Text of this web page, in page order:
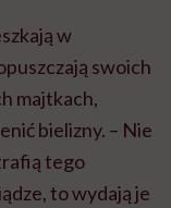
w
swoich
majtkach,
bielizny. – Nie
tego
to wydają je